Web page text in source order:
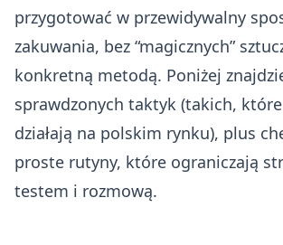
przygotować w przewidywalny
zakuwania, bez “magicznych”
konkretną metodą. Poniżej
sprawdzonych taktyk (takich,
działają na polskim rynku), plus
proste rutyny, które ograniczają
testem i rozmową.